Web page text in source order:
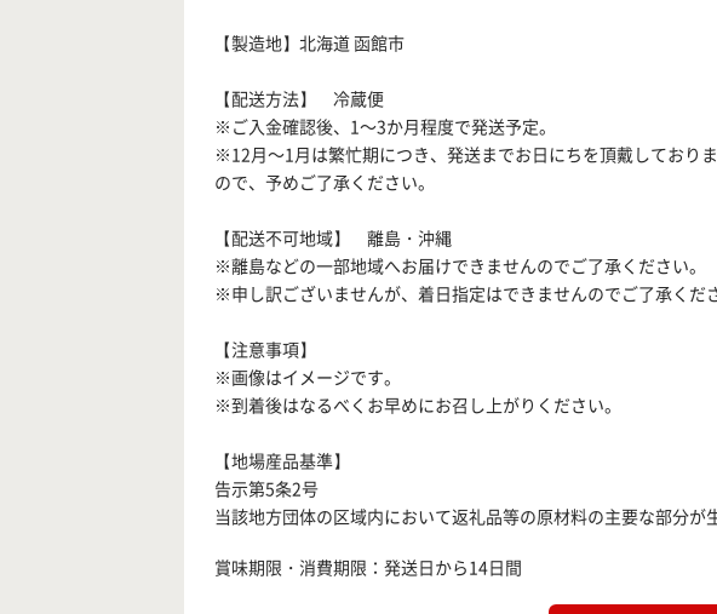
【製造地】北海道 函館市
【配送方法】 冷蔵便
※ご入金確認後、1～3か月程度で発送予定。
※12月～1月は繁忙期につき、発送までお日にちを頂戴しており
ので、予めご了承ください。
【配送不可地域】 離島・沖縄
※離島などの一部地域へお届けできませんのでご了承ください。
※申し訳ございませんが、着日指定はできませんのでご了承くださ
【注意事項】
※画像はイメージです。
※到着後はなるべくお早めにお召し上がりください。
【地場産品基準】
告示第5条2号
当該地方団体の区域内において返礼品等の原材料の主要な部分が
賞味期限・消費期限：発送日から14日間